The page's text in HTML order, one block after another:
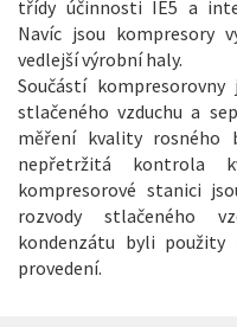
třídy účinnosti IE5 a
Navíc jsou kompresory
vedlejší výrobní haly.
Součástí
stlačeného vzduchu a
měření kvality rosného
nepřetržitá kontrola
kompresorové stanici
rozvody stlačeného
kondenzátu byli použity
provedení.